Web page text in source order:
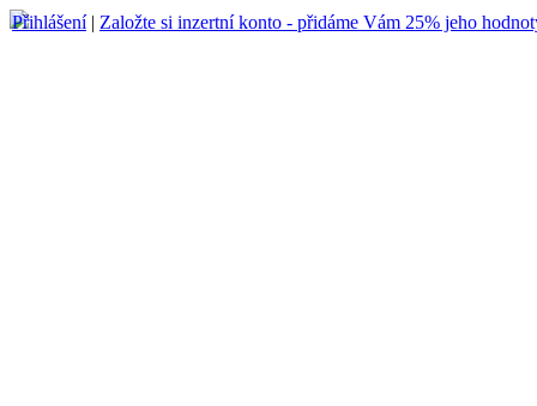
Přihlášení| Založte si inzertní konto - přidáme Vám 25% jeho